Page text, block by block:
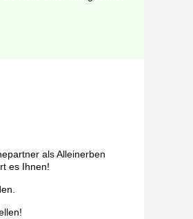
als Alleinerben
es Ihnen!